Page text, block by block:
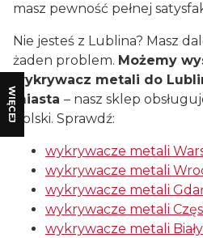
WIĘCEJ
masz pewność pełnej
Nie jesteś z Lublina? Masz
żaden problem. Możemy
wykrywacz metali do
miasta – nasz sklep
Polski. Sprawdź:
wykrywacze metali
wykrywacze metali
wykrywacze metali
wykrywacze metali
wykrywacze metali